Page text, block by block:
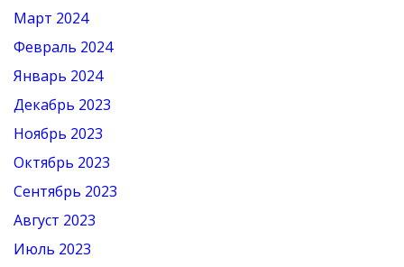
Март 2024
Февраль 2024
Январь 2024
Декабрь 2023
Ноябрь 2023
Октябрь 2023
Сентябрь 2023
Август 2023
Июль 2023